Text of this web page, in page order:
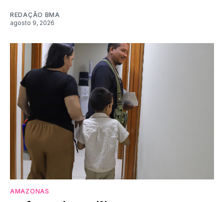
REDAÇÃO BMA
agosto 9, 2026
AMAZONAS